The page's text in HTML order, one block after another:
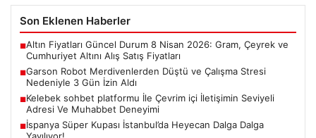
Son Eklenen Haberler
■Altın Fiyatları Güncel Durum 8 Nisan 2026: Gram, Çeyrek ve
Cumhuriyet Altını Alış Satış Fiyatları
■Garson Robot Merdivenlerden Düştü ve Çalışma Stresi
Nedeniyle 3 Gün İzin Aldı
■Kelebek sohbet platformu İle Çevrim içi İletişimin Seviyeli
Adresi Ve Muhabbet Deneyimi
■İspanya Süper Kupası İstanbul’da Heyecan Dalga Dalga
Yayılıyor!